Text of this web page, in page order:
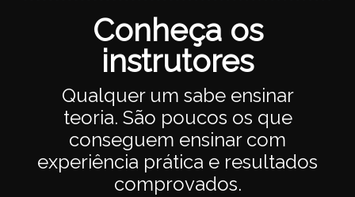
Conheça os
instrutores
Qualquer um sabe ensinar
teoria. São poucos os que
conseguem ensinar com
experiência prática e resultados
comprovados.